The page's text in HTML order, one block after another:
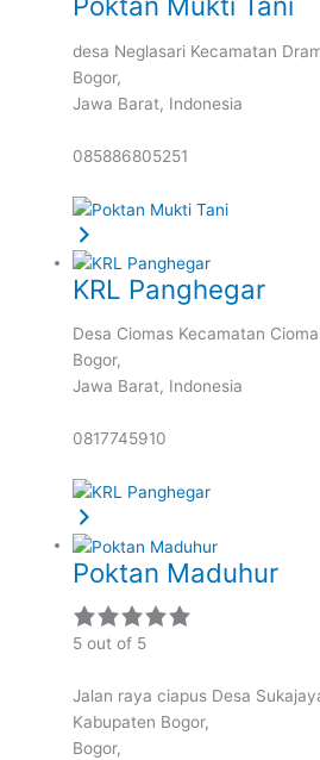
desa Neglasari Kecamatan
Bogor,
Jawa Barat, Indonesia
085886805251
KRL Panghegar
Desa Ciomas Kecamatan
Bogor,
Jawa Barat, Indonesia
0817745910
Poktan Maduhur
5 out of 5
Jalan raya ciapus Desa
Kabupaten Bogor,
Bogor,